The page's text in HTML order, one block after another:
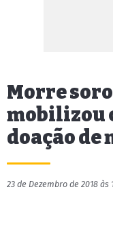
Morre
mobilizou
doação de
23 de Dezembro de 2018 às